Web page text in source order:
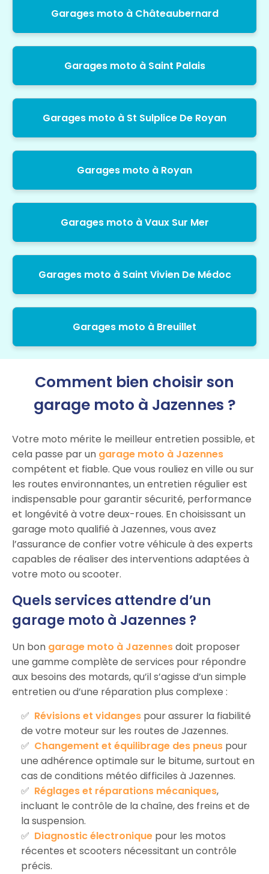
Garages moto à Châteaubernard
Garages moto à Saint Palais
Garages moto à St Sulplice De Royan
Garages moto à Royan
Garages moto à Vaux Sur Mer
Garages moto à Saint Vivien De Médoc
Garages moto à Breuillet
Comment bien choisir son
garage moto à Jazennes ?
Votre moto mérite le meilleur entretien possible, et
cela passe par un garage moto à Jazennes
compétent et fiable. Que vous rouliez en ville ou sur
les routes environnantes, un entretien régulier est
indispensable pour garantir sécurité, performance
et longévité à votre deux-roues. En choisissant un
garage moto qualifié à Jazennes, vous avez
l’assurance de confier votre véhicule à des experts
capables de réaliser des interventions adaptées à
votre moto ou scooter.
Quels services attendre d’un
garage moto à Jazennes ?
Un bon garage moto à Jazennesdoit proposer
une gamme complète de services pour répondre
aux besoins des motards, qu’il s’agisse d’un simple
entretien ou d’une réparation plus complexe :
Révisions et vidanges pour assurer la fiabilité
de votre moteur sur les routes de Jazennes.
Changement et équilibrage des pneus pour
une adhérence optimale sur le bitume, surtout en
cas de conditions météo difficiles à Jazennes.
Réglages et réparations mécaniques,
incluant le contrôle de la chaîne, des freins et de
la suspension.
Diagnostic électronique pour les motos
récentes et scooters nécessitant un contrôle
précis.